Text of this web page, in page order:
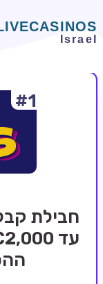
משחקים אונליין
משחקים חינמיים
בלאקג'ק אונליין
#1